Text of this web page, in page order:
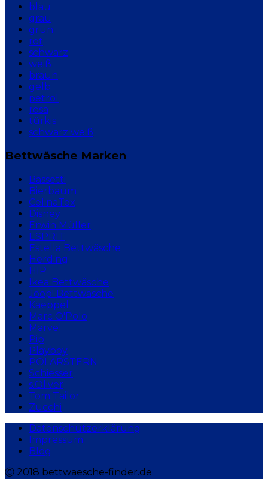
blau
grau
grün
rot
schwarz
weiß
braun
gelb
petrol
rosa
türkis
schwarz weiß
Bettwäsche Marken
Bassetti
Bierbaum
CelinaTex
Disney
Erwin Müller
ESPRIT
Estella Bettwäsche
Herding
HIP
Ikea Bettwäsche
Joop! Bettwäsche
Kaeppel
Marc O'Polo
Marvel
Pip
Playboy
POLARSTERN
Schiesser
s.Oliver
Tom Tailor
Zucchi
Datenschutzerklärung
Impressum
Blog
Ⓒ 2018 bettwaesche-finder.de